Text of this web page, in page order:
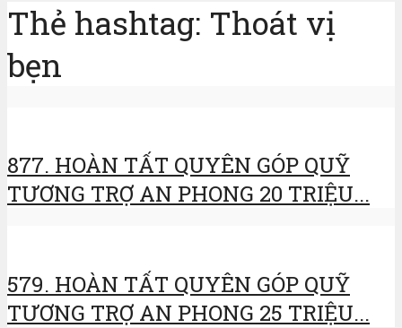
Thẻ hashtag: Thoát vị
bẹn
877. HOÀN TẤT QUYÊN GÓP QUỸ
TƯƠNG TRỢ AN PHONG 20 TRIỆU...
579. HOÀN TẤT QUYÊN GÓP QUỸ
TƯƠNG TRỢ AN PHONG 25 TRIỆU...